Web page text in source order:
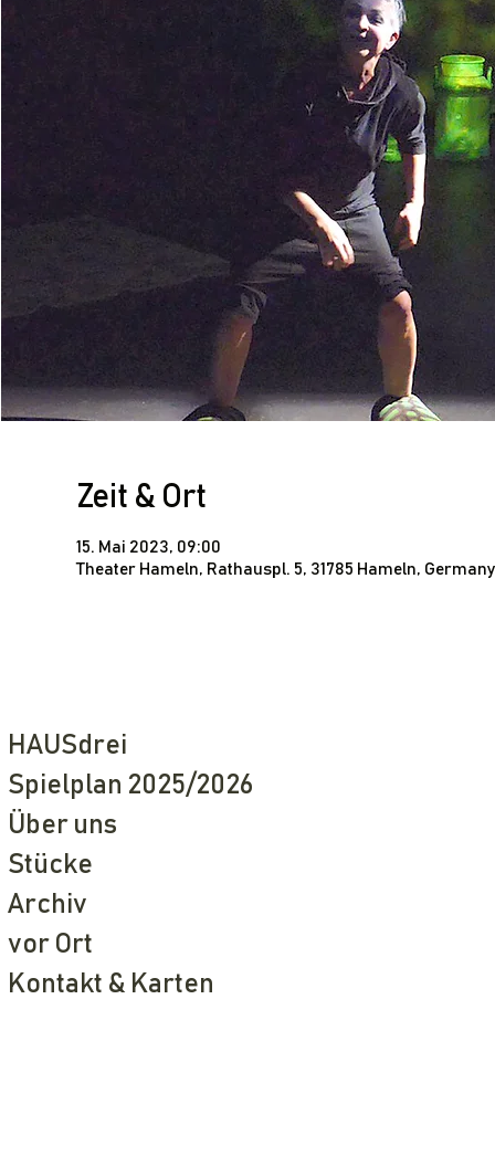
Zeit & Ort
15. Mai 2023, 09:00
Theater Hameln, Rathauspl. 5, 31785 Hameln, Germany
HAUSdrei
Spielplan 2025/2026
Über uns
Stücke
Archiv
vor Ort
Kontakt & Karten